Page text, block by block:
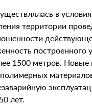
в
территории
построенного
1500 метров.
лет.